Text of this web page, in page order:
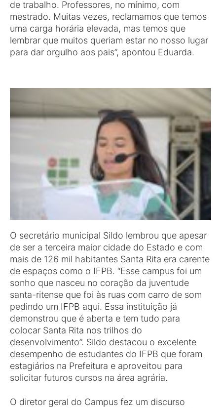
de trabalho. Professores, no mínimo, com
mestrado. Muitas vezes, reclamamos que temos
uma carga horária elevada, mas temos que
lembrar que muitos queriam estar no nosso lugar
para dar orgulho aos pais”, apontou Eduarda.
O secretário municipal Sildo lembrou que apesar
de ser a terceira maior cidade do Estado e com
mais de 126 mil habitantes Santa Rita era carente
de espaços como o IFPB. “Esse campus foi um
sonho que nasceu no coração da juventude
santa-ritense que foi às ruas com carro de som
pedindo um IFPB aqui. Essa instituição já
demonstrou que é aberta e tem tudo para
colocar Santa Rita nos trilhos do
desenvolvimento”. Sildo destacou o excelente
desempenho de estudantes do IFPB que foram
estagiários na Prefeitura e aproveitou para
solicitar futuros cursos na área agrária.
O diretor geral do Campus fez um discurso